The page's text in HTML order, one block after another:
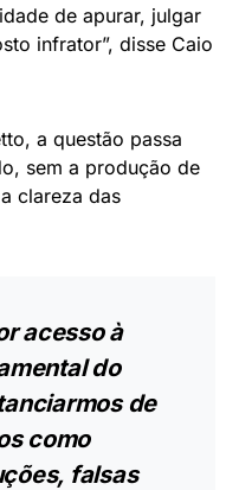
de apurar, julgar
infrator”, disse Caio
a questão passa
sem a produção de
clareza das
acesso à
do
de
como
falsas